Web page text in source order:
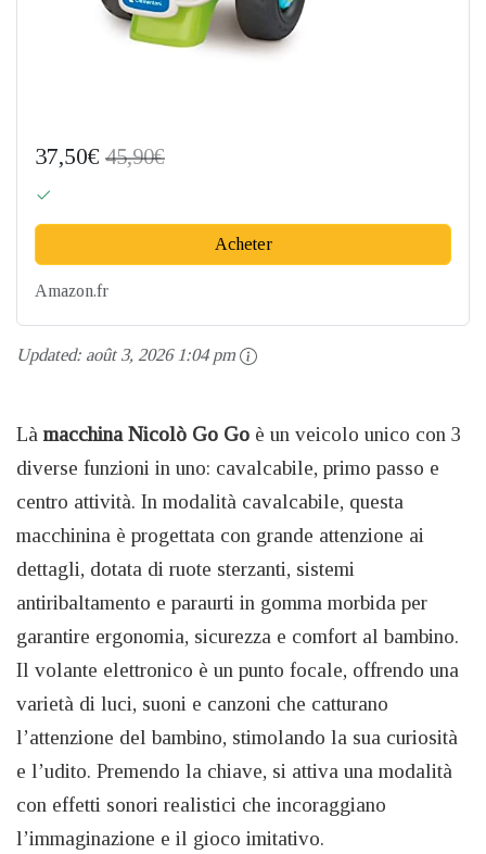
37,50€ 45,90€
Acheter
Amazon.fr
Updated: août 3, 2026 1:04 pm
Là macchina Nicolò Go Go è un veicolo unico con 3
diverse funzioni in uno: cavalcabile, primo passo e
centro attività. In modalità cavalcabile, questa
macchinina è progettata con grande attenzione ai
dettagli, dotata di ruote sterzanti, sistemi
antiribaltamento e paraurti in gomma morbida per
garantire ergonomia, sicurezza e comfort al bambino.
Il volante elettronico è un punto focale, offrendo una
varietà di luci, suoni e canzoni che catturano
l’attenzione del bambino, stimolando la sua curiosità
e l’udito. Premendo la chiave, si attiva una modalità
con effetti sonori realistici che incoraggiano
l’immaginazione e il gioco imitativo.